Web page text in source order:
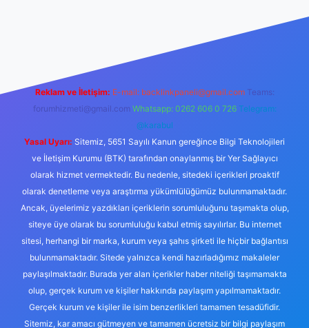
Reklam ve İletişim: E-mail: backlinkpaneli@gmail.com Teams:
forumhizmeti@gmail.com Whatsapp: 0262 606 0 726 Telegram:
@karabul
Yasal Uyarı: Sitemiz, 5651 Sayılı Kanun gereğince Bilgi Teknolojileri
ve İletişim Kurumu (BTK) tarafından onaylanmış bir Yer Sağlayıcı
olarak hizmet vermektedir. Bu nedenle, sitedeki içerikleri proaktif
olarak denetleme veya araştırma yükümlülüğümüz bulunmamaktadır.
Ancak, üyelerimiz yazdıkları içeriklerin sorumluluğunu taşımakta olup,
siteye üye olarak bu sorumluluğu kabul etmiş sayılırlar. Bu internet
sitesi, herhangi bir marka, kurum veya şahıs şirketi ile hiçbir bağlantısı
bulunmamaktadır. Sitede yalnızca kendi hazırladığımız makaleler
paylaşılmaktadır. Burada yer alan içerikler haber niteliği taşımamakta
olup, gerçek kurum ve kişiler hakkında paylaşım yapılmamaktadır.
Gerçek kurum ve kişiler ile isim benzerlikleri tamamen tesadüfidir.
Sitemiz, kar amacı gütmeyen ve tamamen ücretsiz bir bilgi paylaşım